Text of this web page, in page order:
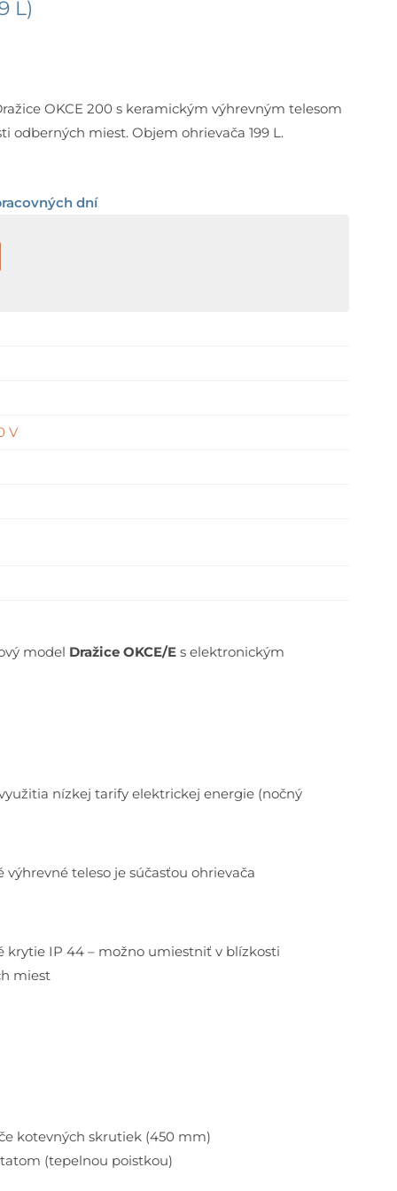
L)
OKCE 200 s keramickým výhrevným telesom
odberných miest. Objem ohrievača 199 L.
dní
V
model Dražice OKCE/E s elektronickým
nízkej tarify elektrickej energie (nočný
výhrevné teleso je súčasťou ohrievača
krytie IP 44 – možno umiestniť v blízkosti
miest
kotevných skrutiek (450 mm)
(tepelnou poistkou)